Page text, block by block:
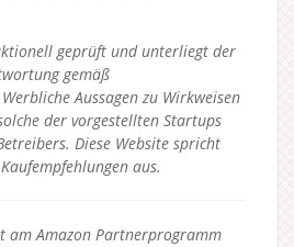
geprüft und unterliegt der
gemäß
Aussagen zu Wirkweisen
der vorgestellten Startups
Diese Website spricht
aus.
am Amazon Partnerprogramm